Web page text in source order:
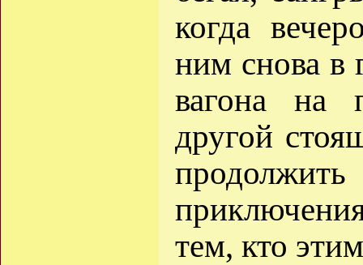
когда
ним снова в
вагона
другой
тем, кто